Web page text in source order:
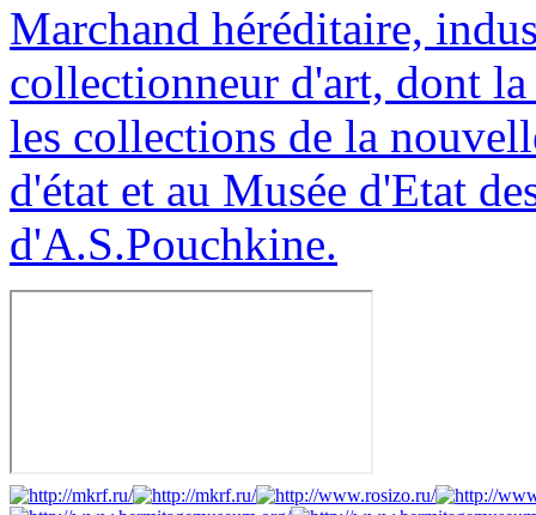
Marchand héréditaire,
collectionneur d'art, dont
les collections de la
d'état et au Musée d'Etat
d'A.S.Pouchkine.